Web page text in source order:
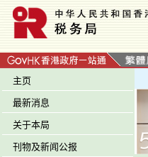
主页
最新消息
关于本局
刊物及新闻公报